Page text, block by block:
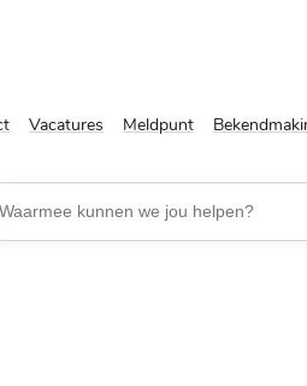
Vacatures Meldpunt
kunnen we jou helpen?